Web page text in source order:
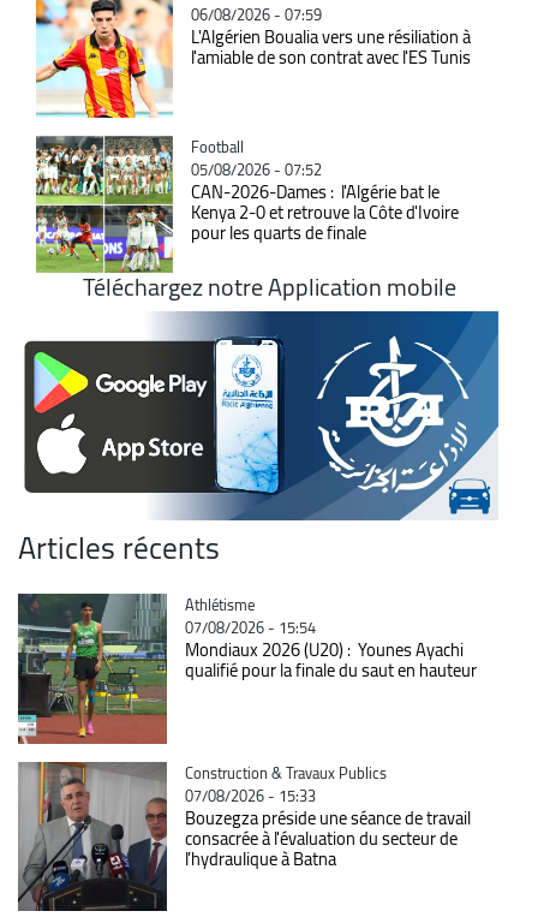
06/08/2026 - 07:59
L'Algérien Boualia vers une résiliation à
l'amiable de son contrat avec l'ES Tunis
Catégorie
Football
05/08/2026 - 07:52
CAN-2026-Dames : l'Algérie bat le
Kenya 2-0 et retrouve la Côte d'Ivoire
pour les quarts de finale
Téléchargez notre Application mobile
Articles récents
Catégorie
Athlétisme
07/08/2026 - 15:54
Mondiaux 2026 (U20) : Younes Ayachi
qualifié pour la finale du saut en hauteur
Catégorie
Construction & Travaux Publics
07/08/2026 - 15:33
Bouzegza préside une séance de travail
consacrée à l'évaluation du secteur de
l’hydraulique à Batna